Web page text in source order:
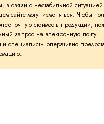
в связи с нестабильной
сайте могут изменяться. Чтобы
точную стоимость продукции,
запрос на электронную почту
специалисты оперативно